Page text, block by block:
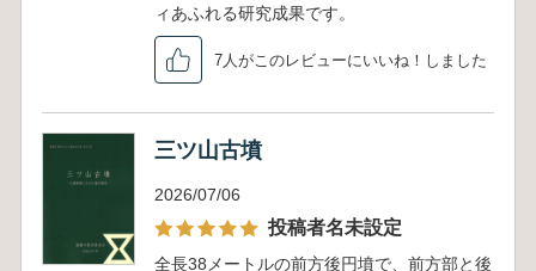
ィあふれる研究成果です。
7人がこのレビューにいいね！しました
三ツ山古墳
2026/07/06
投稿者名未設定
全長38メートルの前方後円墳で、前方部と後